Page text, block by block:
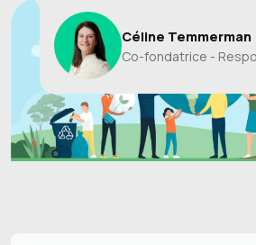
Céline Temmerman
Co-fondatrice -